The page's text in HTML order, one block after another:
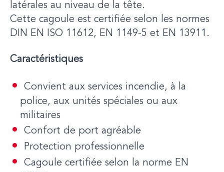
latérales au niveau de la tête.
Cette cagoule est certifiée selon les normes
DIN EN ISO 11612, EN 1149-5 et EN 13911.
Caractéristiques
Convient aux services incendie, à la
police, aux unités spéciales ou aux
militaires
Confort de port agréable
Protection professionnelle
Cagoule certifiée selon la norme EN